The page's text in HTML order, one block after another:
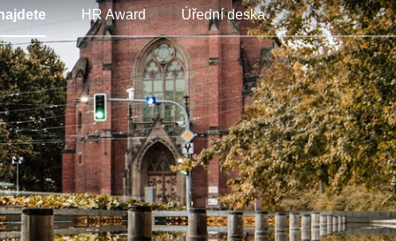
HR Award Úřední deska